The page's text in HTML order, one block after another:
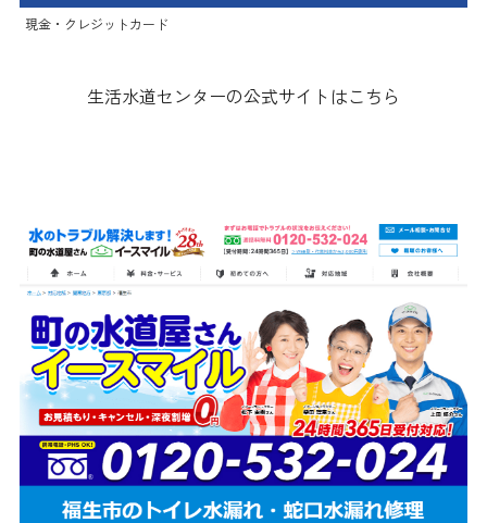
現金・クレジットカード
生活水道センターの公式サイトはこちら